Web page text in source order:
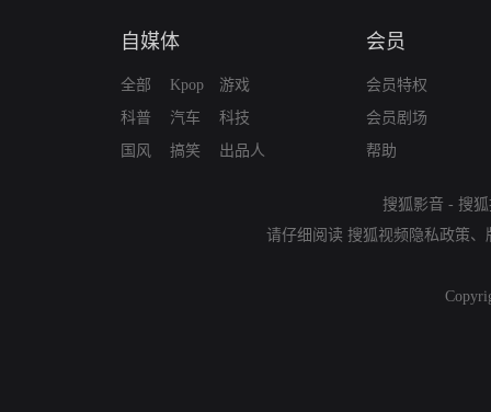
自媒体
全部
科普
国风
Kpop
汽车
搞笑
游戏
科技
出品人
会员
会员特权
会员剧场
帮助
搜狐影音 - 搜
请仔细阅读 搜狐视频隐私政策、